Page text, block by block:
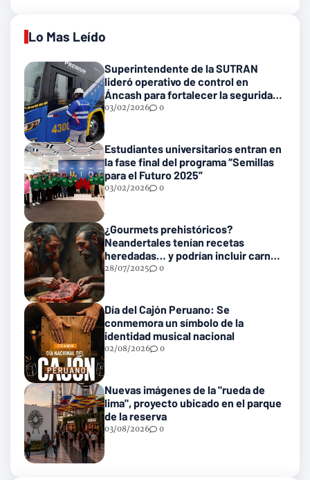
Lo Mas Leído
Superintendente de la SUTRAN
lideró operativo de control en
Áncash para fortalecer la seguridad
en las vías nacionales
03/02/2026 0
Estudiantes universitarios entran en
la fase final del programa “Semillas
para el Futuro 2025”
03/02/2026 0
¿Gourmets prehistóricos?
Neandertales tenían recetas
heredadas… y podrían incluir carne
con gusanos
28/07/2025 0
Día del Cajón Peruano: Se
conmemora un símbolo de la
identidad musical nacional
02/08/2026 0
Nuevas imágenes de la "rueda de
lima", proyecto ubicado en el parque
de la reserva
03/08/2026 0